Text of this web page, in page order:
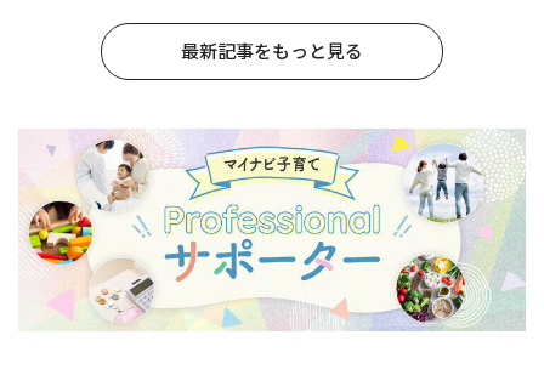
最新記事をもっと見る